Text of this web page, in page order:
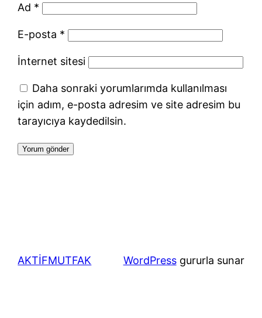
Ad *
E-posta *
İnternet sitesi
Daha sonraki yorumlarımda kullanılması
için adım, e-posta adresim ve site adresim bu
tarayıcıya kaydedilsin.
AKTİFMUTFAK WordPressgururla sunar